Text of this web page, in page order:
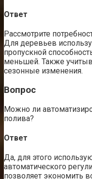
Ответ
Рассмотрите
Для деревьев
пропускной
меньшей. Также
сезонные изменения.
Вопрос
Можно ли
полива?
Ответ
Да, для этого
автоматического
позволяет экономить